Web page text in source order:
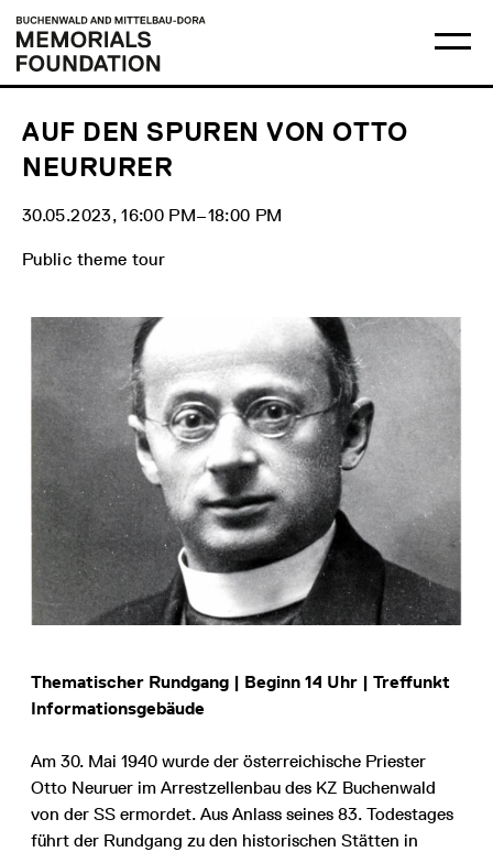
content
menu
Buchenwald
and
Mittelbau-
Dora
Memorials
AUF DEN SPUREN VON OTTO
NEURURER
30.05.2023, 16:00 PM‒18:00 PM
Public theme tour
Thematischer Rundgang | Beginn 14 Uhr | Treffunkt
Informationsgebäude
Am 30. Mai 1940 wurde der österreichische Priester
Otto Neuruer im Arrestzellenbau des KZ Buchenwald
von der SS ermordet. Aus Anlass seines 83. Todestages
führt der Rundgang zu den historischen Stätten in